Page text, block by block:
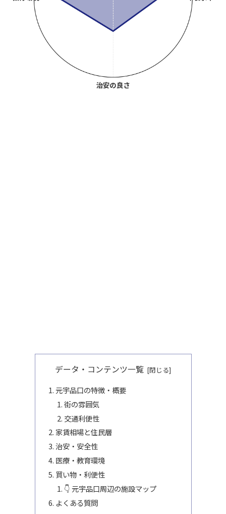
データ・コンテンツ一覧
元宇品口の特徴・概要
街の雰囲気
交通利便性
家賃相場と住民層
治安・安全性
医療・教育環境
買い物・利便性
👇 元宇品口周辺の施設マップ
よくある質問